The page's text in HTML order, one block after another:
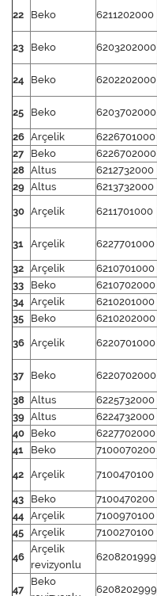
22 Beko 6211202000
23 Beko 6203202000
24 Beko 6202202000
25 Beko 6203702000
26 Arçelik 6226701000
27
Beko 6226702000
28 Altus 6212732000
29 Altus 6213732000
30 Arçelik 6211701000
31 Arçelik 6227701000
32 Arçelik 6210701000
33
Beko 6210702000
34 Arçelik 6210201000
35
Beko 6210202000
36 Arçelik 6220701000
37 Beko 6220702000
38 Altus 6225732000
39 Altus 6224732000
40 Beko 6227702000
41
Beko 7100070200
42 Arçelik 7100470100
43
Beko 7100470200
44 Arçelik 7100970100
45 Arçelik 7100270100
46
Arçelik
revizyonlu
6208201999
47
Beko
6208202999